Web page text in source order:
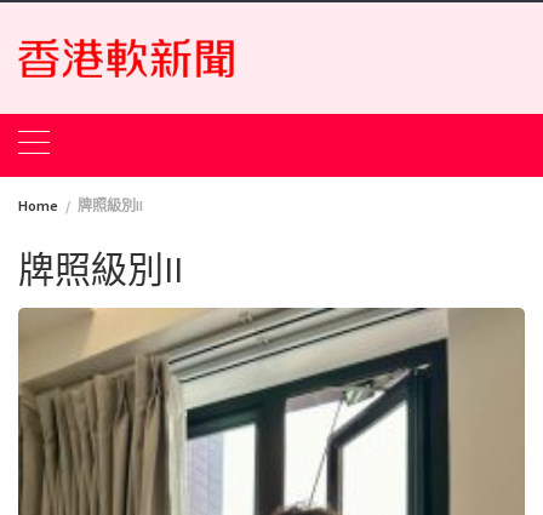
Skip
content
Home 牌照級別II
牌照級別II